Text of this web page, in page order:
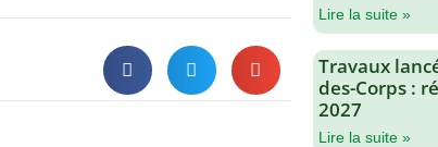
Lire la suite »
Travaux
des-Corps :
2027
Lire la suite »